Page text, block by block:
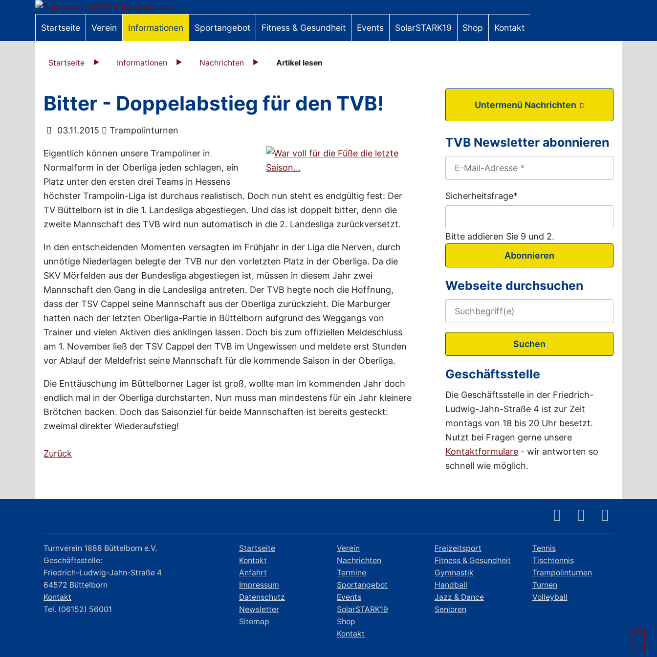
Startseite Verein Informationen Sportangebot Fitness & Gesundheit Events SolarSTARK19 Shop Kontakt
Startseite Informationen Nachrichten Artikel lesen
Bitter - Doppelabstieg für den TVB!
03.11.2015 Trampolinturnen
Eigentlich können unsere Trampoliner in
Normalform in der Oberliga jeden schlagen, ein
Platz unter den ersten drei Teams in Hessens
höchster Trampolin-Liga ist durchaus realistisch. Doch nun steht es endgültig fest: Der
TV Büttelborn ist in die 1. Landesliga abgestiegen. Und das ist doppelt bitter, denn die
zweite Mannschaft des TVB wird nun automatisch in die 2. Landesliga zurückversetzt.
In den entscheidenden Momenten versagten im Frühjahr in der Liga die Nerven, durch
unnötige Niederlagen belegte der TVB nur den vorletzten Platz in der Oberliga. Da die
SKV Mörfelden aus der Bundesliga abgestiegen ist, müssen in diesem Jahr zwei
Mannschaft den Gang in die Landesliga antreten. Der TVB hegte noch die Hoffnung,
dass der TSV Cappel seine Mannschaft aus der Oberliga zurückzieht. Die Marburger
hatten nach der letzten Oberliga-Partie in Büttelborn aufgrund des Weggangs von
Trainer und vielen Aktiven dies anklingen lassen. Doch bis zum offiziellen Meldeschluss
am 1. November ließ der TSV Cappel den TVB im Ungewissen und meldete erst Stunden
vor Ablauf der Meldefrist seine Mannschaft für die kommende Saison in der Oberliga.
Die Enttäuschung im Büttelborner Lager ist groß, wollte man im kommenden Jahr doch
endlich mal in der Oberliga durchstarten. Nun muss man mindestens für ein Jahr kleinere
Brötchen backen. Doch das Saisonziel für beide Mannschaften ist bereits gesteckt:
zweimal direkter Wiederaufstieg!
Zurück
Untermenü Nachrichten
TVB Newsletter abonnieren
Sicherheitsfrage*
Bitte addieren Sie 9 und 2.
Abonnieren
Webseite durchsuchen
Suchen
Geschäftsstelle
Die Geschäftsstelle in der Friedrich-
Ludwig-Jahn-Straße 4 ist zur Zeit
montags von 18 bis 20 Uhr besetzt.
Nutzt bei Fragen gerne unsere
Kontaktformulare - wir antworten so
schnell wie möglich.
Turnverein 1888 Büttelborn e.V.
Geschäftsstelle:
Friedrich-Ludwig-Jahn-Straße 4
64572 Büttelborn
Kontakt
Tel. (06152) 56001
Startseite
Kontakt
Anfahrt
Impressum
Datenschutz
Newsletter
Sitemap
Verein
Nachrichten
Termine
Sportangebot
Events
SolarSTARK19
Shop
Kontakt
Freizeitsport
Fitness & Gesundheit
Gymnastik
Handball
Jazz & Dance
Senioren
Tennis
Tischtennis
Trampolinturnen
Turnen
Volleyball